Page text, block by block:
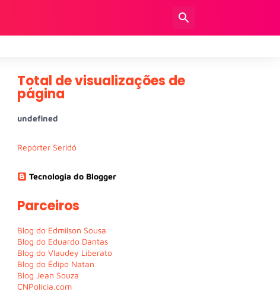
Total de visualizações de
página
undefned
Repórter Seridó
Tecnologia do Blogger
Parceiros
Blog do Edmilson Sousa
Blog do Eduardo Dantas
Blog do Vlaudey Liberato
Blog do Édipo Natan
Blog Jean Souza
CNPolícia.com